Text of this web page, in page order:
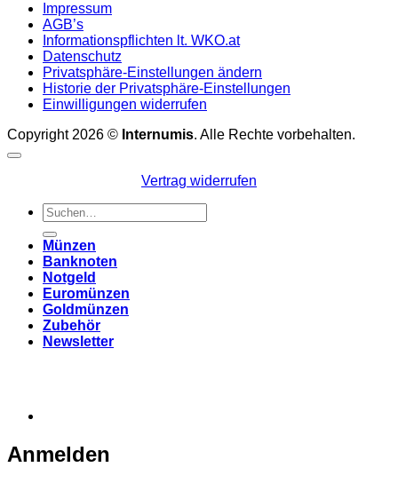
Impressum
AGB’s
Informationspflichten lt. WKO.at
Datenschutz
Privatsphäre-Einstellungen ändern
Historie der Privatsphäre-Einstellungen
Einwilligungen widerrufen
Copyright 2026 © Internumis. Alle Rechte vorbehalten.
Vertrag widerrufen
Suchen
nach:
Münzen
Banknoten
Notgeld
Euromünzen
Goldmünzen
Zubehör
Newsletter
Anmelden